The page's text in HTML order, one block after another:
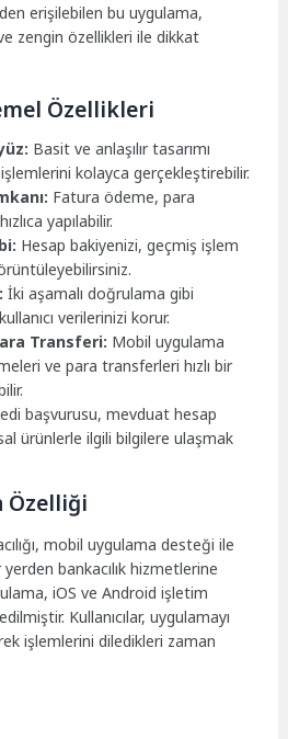
erişilebilen bu uygulama,
zengin özellikleri ile dikkat
Özellikleri
Basit ve anlaşılır tasarımı
işlemlerini kolayca gerçekleştirebilir.
Fatura ödeme, para
yapılabilir.
Hesap bakiyenizi, geçmiş işlem
İki aşamalı doğrulama gibi
verilerinizi korur.
Transferi: Mobil uygulama
ve para transferleri hızlı bir
başvurusu, mevduat hesap
ürünlerle ilgili bilgilere ulaşmak
Özelliği
mobil uygulama desteği ile
bankacılık hizmetlerine
iOS ve Android işletim
Kullanıcılar, uygulamayı
işlemlerini diledikleri zaman